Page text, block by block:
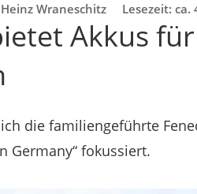
Wraneschitz Lesezeit:
Akkus
die familiengeführte
Germany“ fokussiert.